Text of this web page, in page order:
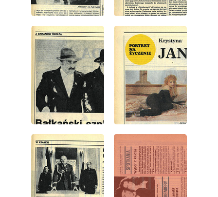
wydanie: 36/1984 wydanie: 36/1984
wydanie: 36/1984 wydanie: 36/1984